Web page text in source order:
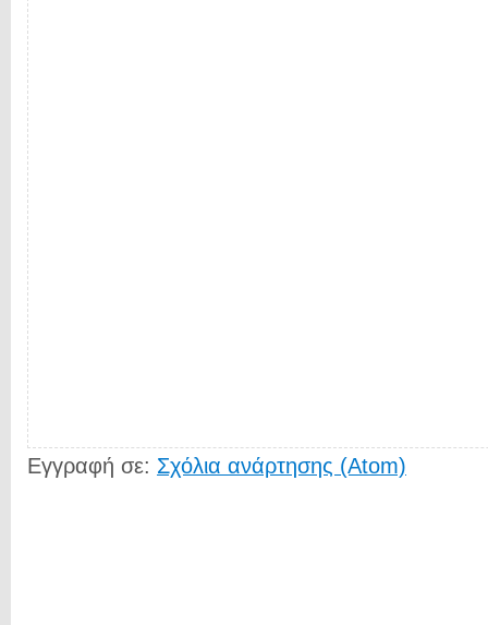
Εγγραφή σε: Σχόλια ανάρτησης (Atom)